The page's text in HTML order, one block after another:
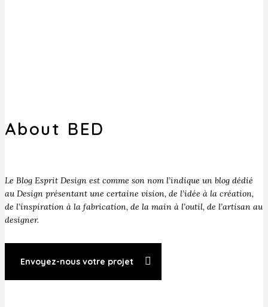
About BED
Le Blog Esprit Design est comme son nom l’indique un blog dédié
au Design présentant une certaine vision, de l’idée à la création,
de l’inspiration à la fabrication, de la main à l’outil, de l’artisan au
designer.
Envoyez-nous votre projet